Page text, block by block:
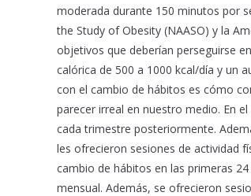
moderada durante 150 minutos por
the Study of Obesity (NAASO) y la
objetivos que deberían perseguirse
calórica de 500 a 1000 kcal/día y un
con el cambio de hábitos es cómo
parecer irreal en nuestro medio. En
cada trimestre posteriormente.
les ofrecieron sesiones de actividad
cambio de hábitos en las primeras
mensual. Además, se ofrecieron